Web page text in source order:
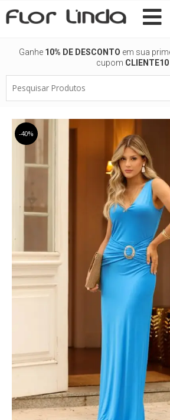
para
Ganhe 10% DE DESCONTO em sua
cupom CLIENTE10
Produtos
-40%